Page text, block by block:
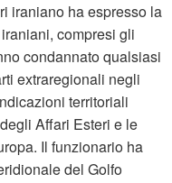
iraniano ha espresso la
compresi gli
condannato qualsiasi
extraregionali negli
territoriali
Affari Esteri e le
Il funzionario ha
del Golfo